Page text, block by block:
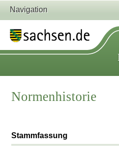
Navigation
Normenhistorie
Stammfassung